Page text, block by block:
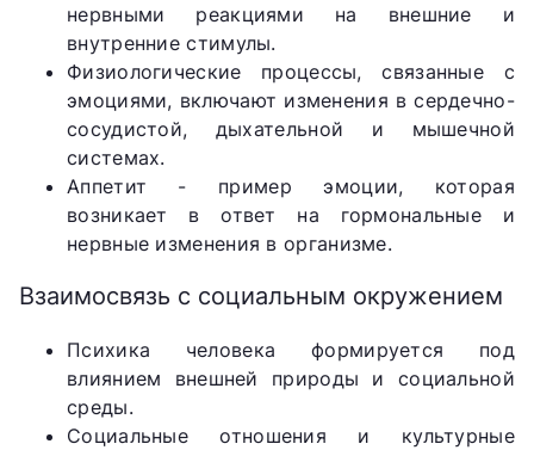
нервными реакциями на внешние и
внутренние стимулы.
Физиологические процессы, связанные с
эмоциями, включают изменения в сердечно-
сосудистой, дыхательной и мышечной
системах.
Аппетит - пример эмоции, которая
возникает в ответ на гормональные и
нервные изменения в организме.
Взаимосвязь с социальным окружением
Психика человека формируется под
влиянием внешней природы и социальной
среды.
Социальные отношения и культурные